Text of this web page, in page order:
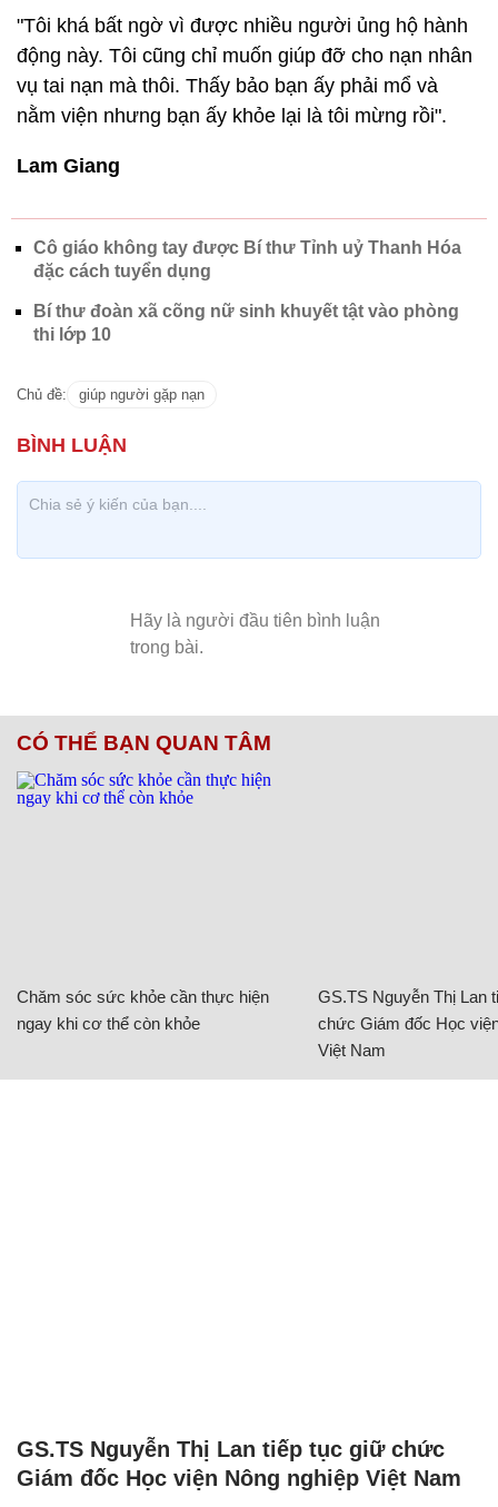
"Tôi khá bất ngờ vì được nhiều người ủng hộ hành
động này. Tôi cũng chỉ muốn giúp đỡ cho nạn nhân
vụ tai nạn mà thôi. Thấy bảo bạn ấy phải mổ và
nằm viện nhưng bạn ấy khỏe lại là tôi mừng rồi".
Lam Giang
Cô giáo không tay được Bí thư Tỉnh uỷ Thanh Hóa
đặc cách tuyển dụng
Bí thư đoàn xã cõng nữ sinh khuyết tật vào phòng
thi lớp 10
Chủ đề: giúp người gặp nạn
CÓ THỂ BẠN QUAN TÂM
Chăm sóc sức khỏe cần thực hiện
ngay khi cơ thể còn khỏe
GS.TS Nguyễn Thị Lan
chức Giám đốc Học
Việt Nam
GS.TS Nguyễn Thị Lan tiếp tục giữ chức
Giám đốc Học viện Nông nghiệp Việt Nam